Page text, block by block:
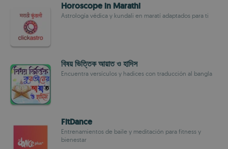
Horoscope in Marathi
Astrología védica y kundali en maratí adaptados para ti
বিষয় ভিত্তিক আয়াত ও হাদিস
Encuentra versículos y hadices con traducción al bangla
FitDance
Entrenamientos de baile y meditación para fitness y
bienestar